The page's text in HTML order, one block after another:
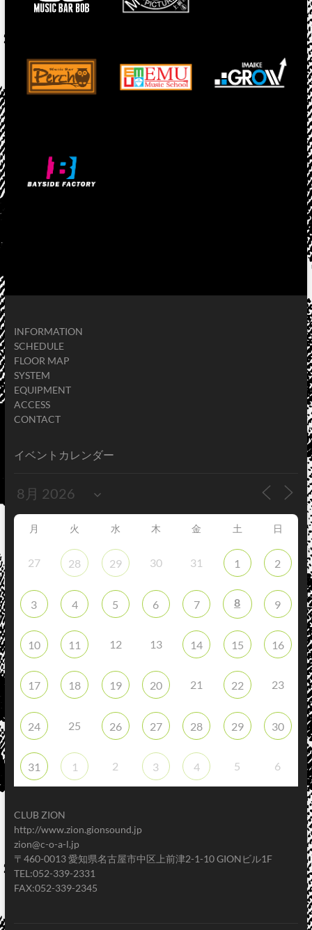
INFORMATION
SCHEDULE
FLOOR MAP
SYSTEM
EQUIPMENT
ACCESS
CONTACT
イベントカレンダー
月 火 水 木 金 土 日
27 28 29 30 31 1 2
3 4 5 6 7 8 9
10 11 12 13 14 15 16
17 18 19 20 21 22 23
24 25 26 27 28 29 30
31 1 2 3 4 5 6
CLUB ZION
http://www.zion.gionsound.jp
zion@c-o-a-l.jp
〒460-0013 愛知県名古屋市中区上前津2-1-10 GIONビル1F
TEL:052-339-2331
FAX:052-339-2345